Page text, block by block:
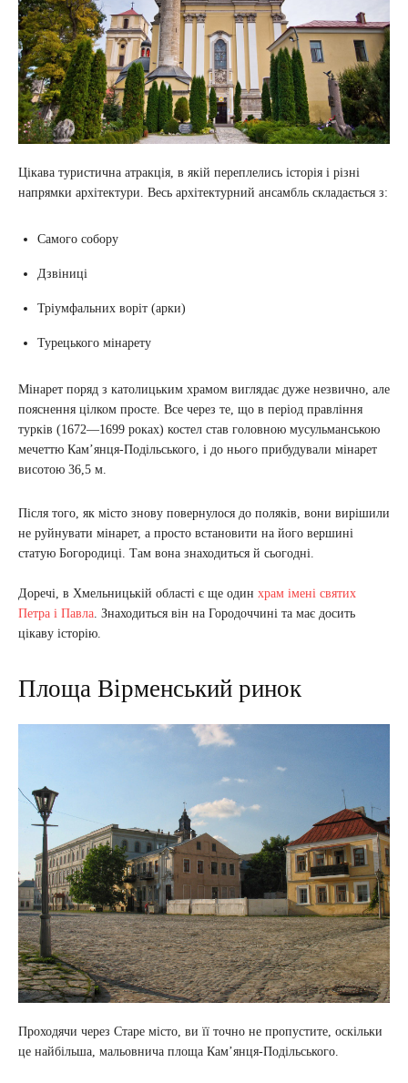
Цікава туристична атракція, в якій переплелись історія і різні
напрямки архітектури. Весь архітектурний ансамбль складається з:
Самого собору
Дзвіниці
Тріумфальних воріт (арки)
Турецького мінарету
Мінарет поряд з католицьким храмом виглядає дуже незвично, але
пояснення цілком просте. Все через те, що в період правління
турків (1672—1699 роках) костел став головною мусульманською
мечеттю Кам’янця-Подільського, і до нього прибудували мінарет
висотою 36,5 м.
Після того, як місто знову повернулося до поляків, вони вирішили
не руйнувати мінарет, а просто встановити на його вершині
статую Богородиці. Там вона знаходиться й сьогодні.
Доречі, в Хмельницькій області є ще один храм імені святих
Петра і Павла. Знаходиться він на Городоччині та має досить
цікаву історію.
Площа Вірменський ринок
Проходячи через Старе місто, ви її точно не пропустите, оскільки
це найбільша, мальовнича площа Кам’янця-Подільського.